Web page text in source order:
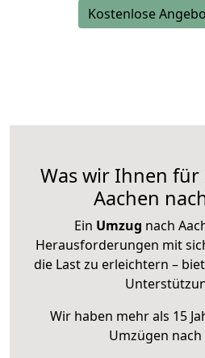
Kostenlose
Was wir Ihnen
Aachen
Ein Umzug nach
Herausforderungen mit
die Last zu erleichtern –
Wir haben mehr als 15
Umzügen nach